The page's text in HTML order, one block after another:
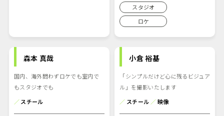
スタジオ
ロケ
森本 真哉
国内、海外問わずロケでも室内で
もスタジオでも
／スチール
小倉 裕基
「シンプルだけど心に残るビジュア
ル」を撮影いたします
／ スチール ／映像